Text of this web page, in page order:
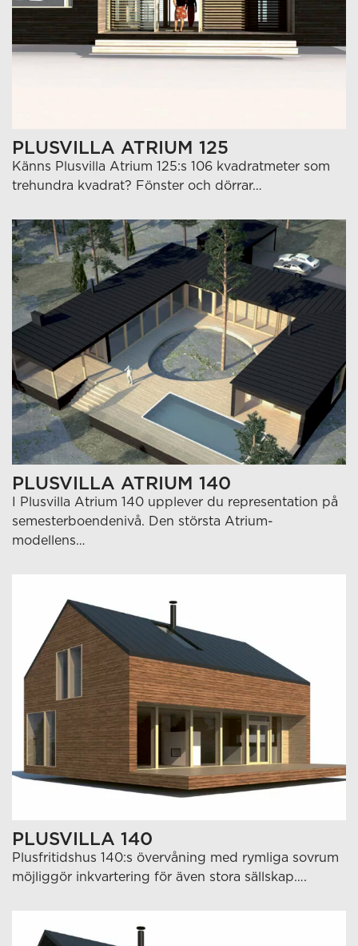
PLUSVILLA ATRIUM 125
Känns Plusvilla Atrium 125:s 106 kvadratmeter som
trehundra kvadrat? Fönster och dörrar…
PLUSVILLA ATRIUM 140
I Plusvilla Atrium 140 upplever du representation på
semesterboendenivå. Den största Atrium-
modellens…
PLUSVILLA 140
Plusfritidshus 140:s övervåning med rymliga sovrum
möjliggör inkvartering för även stora sällskap….